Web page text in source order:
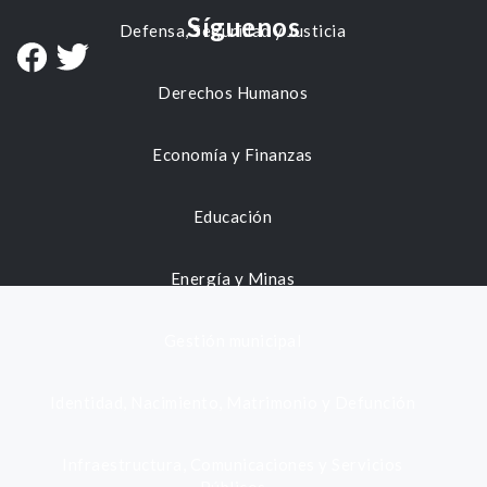
Defensa, Seguridad y Justicia
Derechos Humanos
Economía y Finanzas
Educación
Energía y Minas
Síguenos